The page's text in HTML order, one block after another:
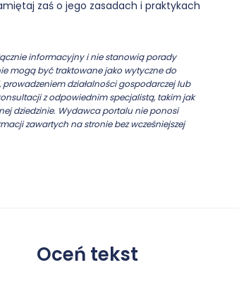
zaś o jego zasadach i praktykach
informacyjny i nie stanowią porady
mogą być traktowane jako wytyczne do
działalności gospodarczej lub
z odpowiednim specjalistą, takim jak
dziedzinie. Wydawca portalu nie ponosi
zawartych na stronie bez wcześniejszej
Oceń tekst